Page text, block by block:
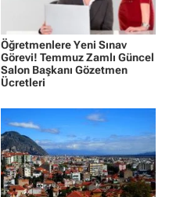
Öğretmenlere Yeni Sınav
Görevi! Temmuz Zamlı Güncel
Salon Başkanı Gözetmen
Ücretleri